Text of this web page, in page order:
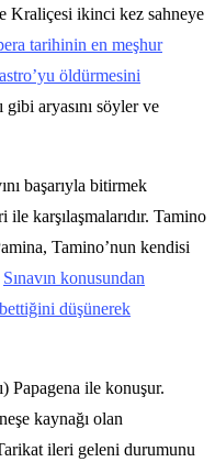
Kraliçesi ikinci kez sahneye
tarihinin en meşhur
öldürmesini
aryasını söyler ve
başarıyla bitirmek
karşılaşmalarıdır. Tamino
Tamino’nun kendisi
Sınavın konusundan
düşünerek
Papagena ile konuşur.
kaynağı olan
ileri geleni durumunu